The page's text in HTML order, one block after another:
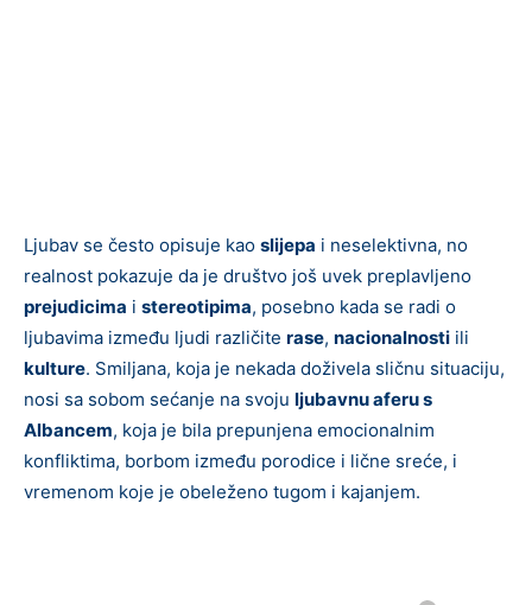
Ljubav se često opisuje kao slijepa i neselektivna, no
realnost pokazuje da je društvo još uvek preplavljeno
prejudicima i stereotipima, posebno kada se radi o
ljubavima između ljudi različite rase, nacionalnosti ili
kulture. Smiljana, koja je nekada doživela sličnu situaciju,
nosi sa sobom sećanje na svoju ljubavnu aferu s
Albancem, koja je bila prepunjena emocionalnim
konfliktima, borbom između porodice i lične sreće, i
vremenom koje je obeleženo tugom i kajanjem.